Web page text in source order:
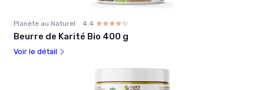
Planète au Naturel 4.4 ☆☆☆☆☆
★★★★★
Beurre de Karité Bio 400 g
Voir le détail